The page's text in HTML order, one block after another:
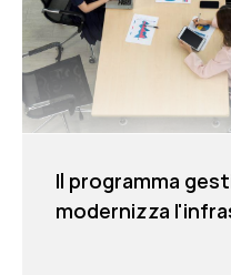
Il programma
modernizza